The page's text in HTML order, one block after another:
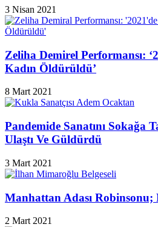
3 Nisan 2021
Zeliha Demirel Performansı:
Kadın Öldürüldü’
8 Mart 2021
Pandemide Sanatını Sokağa
Ulaştı Ve Güldürdü
3 Mart 2021
Manhattan Adası
2 Mart 2021